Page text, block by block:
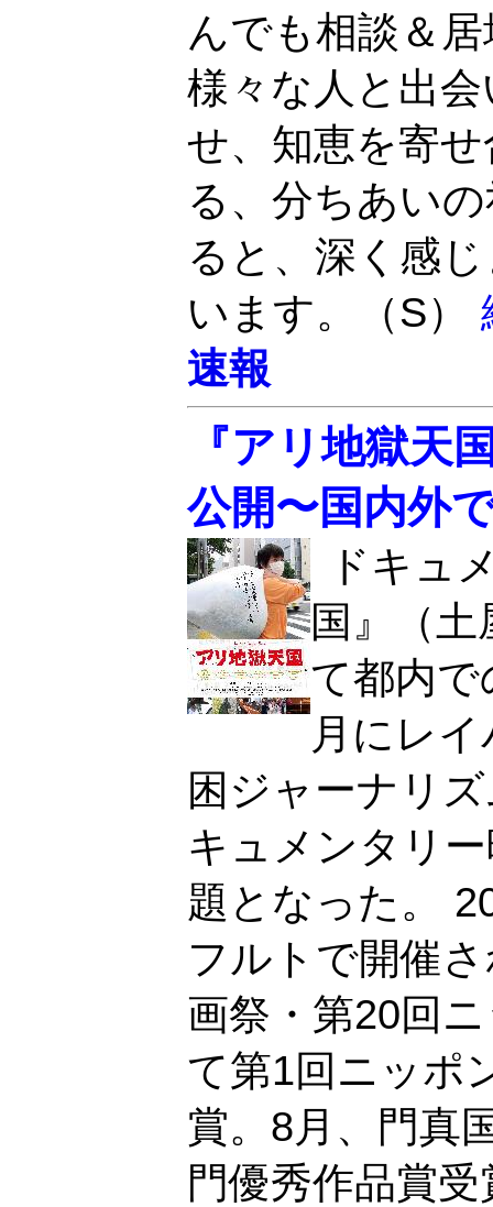
んでも相談＆
様々な人と出
せ、知恵を寄
る、分ちあい
ると、深く感
います。（S）
速報
『アリ地獄天
公開〜国内外
ドキュ
国』（
て都内で
月にレ
困ジャーナリ
キュメンタリ
題となった。
フルトで開催
画祭・第20回
て第1回ニッポ
賞。8月、門真
門優秀作品賞